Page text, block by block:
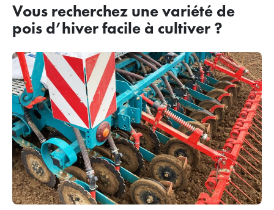
Vous recherchez une variété de
pois d’hiver facile à cultiver ?